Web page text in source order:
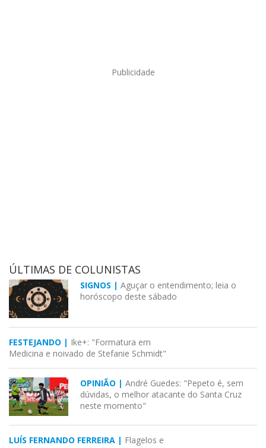
Publicidade
ÚLTIMAS DE COLUNISTAS
SIGNOS | Aguçar o entendimento; leia o
horóscopo deste sábado
FESTEJANDO | Ike+: "Formatura em
Medicina e noivado de Stefanie Schmidt"
OPINIÃO | André Guedes: "Pepeto é, sem
dúvidas, o melhor atacante do Santa Cruz
neste momento"
LUÍS FERNANDO FERREIRA | Flagelos e